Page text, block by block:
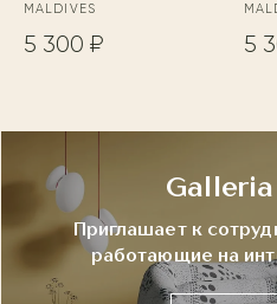
MALDIVES
5 300 ₽ 5
Приглашает к
работающие на